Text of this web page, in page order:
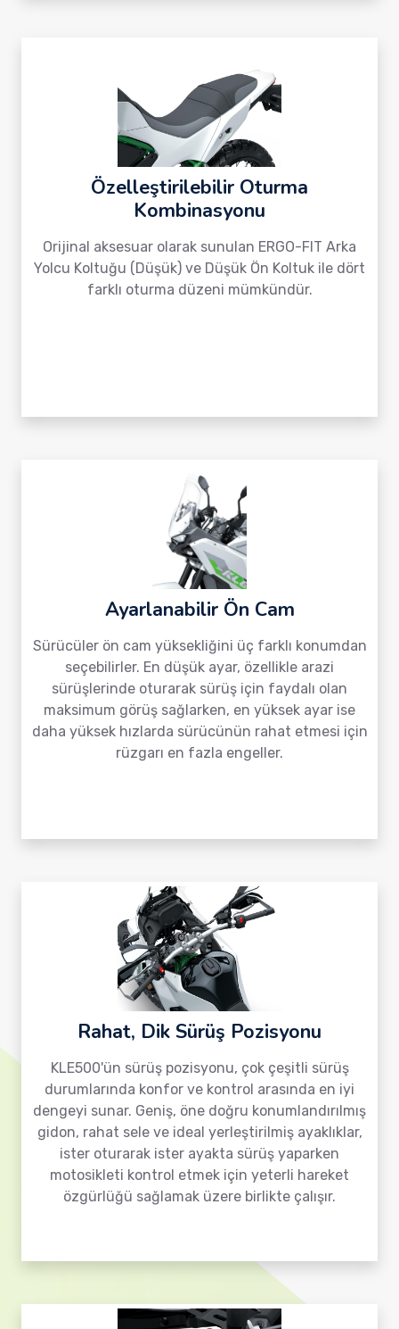
Özelleştirilebilir Oturma
Kombinasyonu
Orijinal aksesuar olarak sunulan ERGO-FIT Arka
Yolcu Koltuğu (Düşük) ve Düşük Ön Koltuk ile dört
farklı oturma düzeni mümkündür.
Ayarlanabilir Ön Cam
Sürücüler ön cam yüksekliğini üç farklı konumdan
seçebilirler. En düşük ayar, özellikle arazi
sürüşlerinde oturarak sürüş için faydalı olan
maksimum görüş sağlarken, en yüksek ayar ise
daha yüksek hızlarda sürücünün rahat etmesi için
rüzgarı en fazla engeller.
Rahat, Dik Sürüş Pozisyonu
KLE500'ün sürüş pozisyonu, çok çeşitli sürüş
durumlarında konfor ve kontrol arasında en iyi
dengeyi sunar. Geniş, öne doğru konumlandırılmış
gidon, rahat sele ve ideal yerleştirilmiş ayaklıklar,
ister oturarak ister ayakta sürüş yaparken
motosikleti kontrol etmek için yeterli hareket
özgürlüğü sağlamak üzere birlikte çalışır.